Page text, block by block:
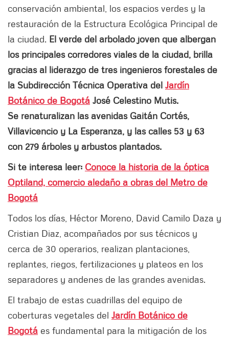
conservación ambiental, los espacios verdes y la
restauración de la Estructura Ecológica Principal de
la ciudad. El verde del arbolado joven que albergan
los principales corredores viales de la ciudad, brilla
gracias al liderazgo de tres ingenieros forestales de
la Subdirección Técnica Operativa del Jardín
Botánico de Bogotá José Celestino Mutis.
Se renaturalizan las avenidas Gaitán Cortés,
Villavicencio y La Esperanza, y las calles 53 y 63
con 279 árboles y arbustos plantados.
Si te interesa leer: Conoce la historia de la óptica
Optiland, comercio aledaño a obras del Metro de
Bogotá
Todos los días, Héctor Moreno, David Camilo Daza y
Cristian Diaz, acompañados por sus técnicos y
cerca de 30 operarios, realizan plantaciones,
replantes, riegos, fertilizaciones y plateos en los
separadores y andenes de las grandes avenidas.
El trabajo de estas cuadrillas del equipo de
coberturas vegetales del Jardín Botánico de
Bogotá es fundamental para la mitigación de los